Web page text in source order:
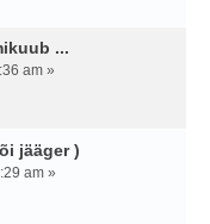
...
am »
jääger )
am »